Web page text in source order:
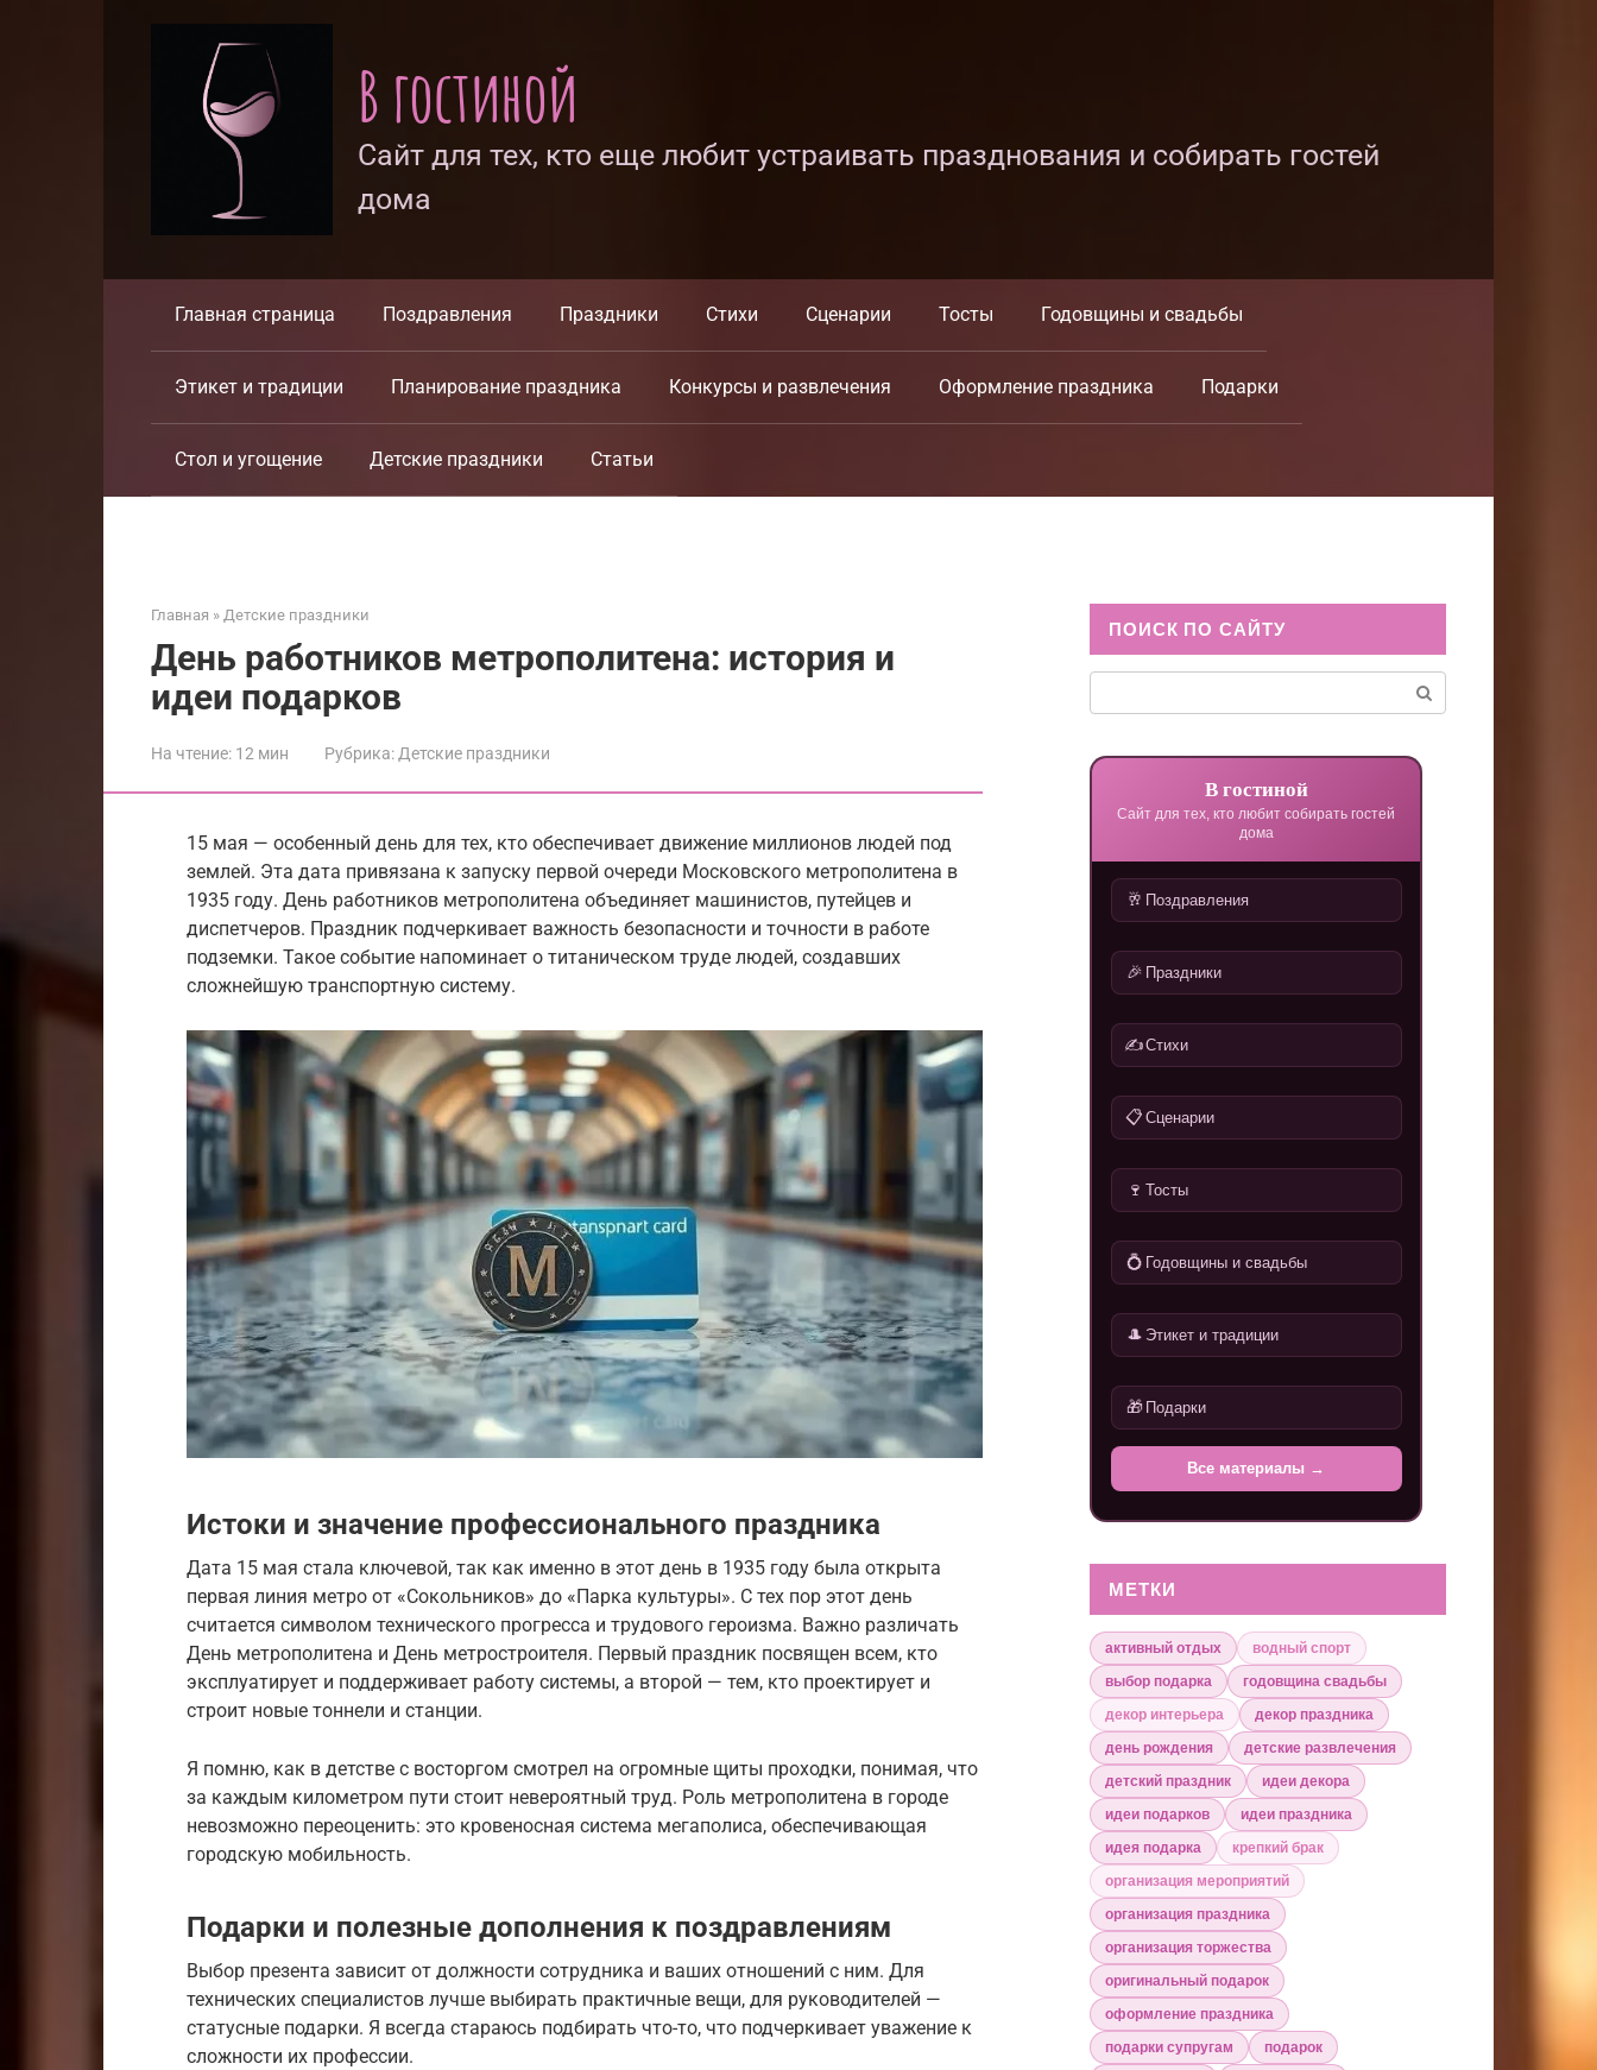
В гостиной
Сайт для тех, кто еще любит устраивать празднования и собирать гостей
дома
Главная страница Поздравления Праздники Стихи Сценарии Тосты Годовщины и свадьбы
Этикет и традиции Планирование праздника Конкурсы и развлечения Оформление праздника Подарки
Стол и угощение Детские праздники Статьи
Главная » Детские праздники
День работников метрополитена: история и
идеи подарков
На чтение: 12 мин Рубрика: Детские праздники
15 мая — особенный день для тех, кто обеспечивает движение миллионов людей под
землей. Эта дата привязана к запуску первой очереди Московского метрополитена в
1935 году. День работников метрополитена объединяет машинистов, путейцев и
диспетчеров. Праздник подчеркивает важность безопасности и точности в работе
подземки. Такое событие напоминает о титаническом труде людей, создавших
сложнейшую транспортную систему.
Истоки и значение профессионального праздника
Дата 15 мая стала ключевой, так как именно в этот день в 1935 году была открыта
первая линия метро от «Сокольников» до «Парка культуры». С тех пор этот день
считается символом технического прогресса и трудового героизма. Важно различать
День метрополитена и День метростроителя. Первый праздник посвящен всем, кто
эксплуатирует и поддерживает работу системы, а второй — тем, кто проектирует и
строит новые тоннели и станции.
Я помню, как в детстве с восторгом смотрел на огромные щиты проходки, понимая, что
за каждым километром пути стоит невероятный труд. Роль метрополитена в городе
невозможно переоценить: это кровеносная система мегаполиса, обеспечивающая
городскую мобильность.
Подарки и полезные дополнения к поздравлениям
Выбор презента зависит от должности сотрудника и ваших отношений с ним. Для
технических специалистов лучше выбирать практичные вещи, для руководителей —
статусные подарки. Я всегда стараюсь подбирать что-то, что подчеркивает уважение к
сложности их профессии.
ПОИСК ПО САЙТУ
В гостиной
Сайт для тех, кто любит собирать гостей
дома
🥂 Поздравления
🎉 Праздники
✍️Стихи
📋 Сценарии
🍷 Тосты
💍 Годовщины и свадьбы
🎩 Этикет и традиции
🎁 Подарки
Все материалы →
МЕТКИ
активный отдых
водный спорт
выбор подарка
годовщина свадьбы
декор интерьера
декор праздника
день рождения
детские развлечения
детский праздник
идеи декора
идеи подарков
идеи праздника
идея подарка
крепкий брак
организация мероприятий
организация праздника
организация торжества
оригинальный подарок
оформление праздника
подарки супругам
подарок